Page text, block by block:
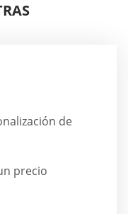
de
precio